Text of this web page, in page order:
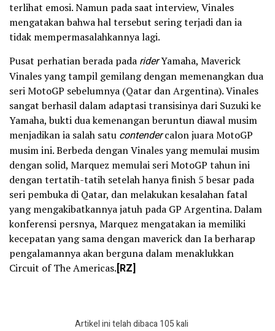
terlihat emosi. Namun pada saat interview, Vinales
mengatakan bahwa hal tersebut sering terjadi dan ia
tidak mempermasalahkannya lagi.
Pusat perhatian berada pada riderYamaha, Maverick
Vinales yang tampil gemilang dengan memenangkan dua
seri MotoGP sebelumnya (Qatar dan Argentina). Vinales
sangat berhasil dalam adaptasi transisinya dari Suzuki ke
Yamaha, bukti dua kemenangan beruntun diawal musim
menjadikan ia salah satu contendercalon juara MotoGP
musim ini. Berbeda dengan Vinales yang memulai musim
dengan solid, Marquez memulai seri MotoGP tahun ini
dengan tertatih-tatih setelah hanya finish 5 besar pada
seri pembuka di Qatar, dan melakukan kesalahan fatal
yang mengakibatkannya jatuh pada GP Argentina. Dalam
konferensi persnya, Marquez mengatakan ia memiliki
kecepatan yang sama dengan maverick dan Ia berharap
pengalamannya akan berguna dalam menaklukkan
Circuit of The Americas.[RZ]
Artikel ini telah dibaca 105 kali